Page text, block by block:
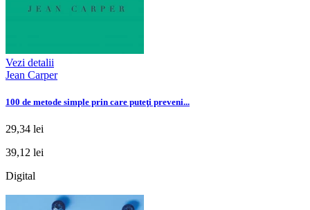
Vezi detalii
Jean Carper
100 de metode simple prin care puteţi preveni...
29,34 lei
39,12 lei
Digital